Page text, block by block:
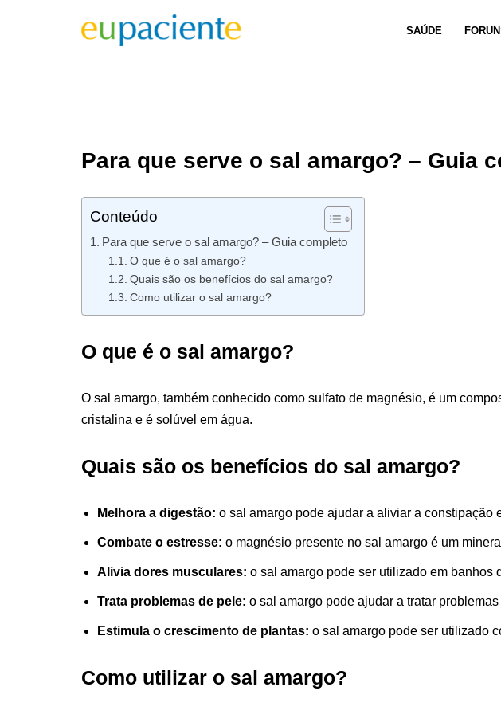
SAÚDE
Para que serve o sal amargo? – Guia
Conteúdo
Para que serve o sal amargo? – Guia completo
O que é o sal amargo?
Quais são os benefícios do sal amargo?
Como utilizar o sal amargo?
O que é o sal amargo?
O sal amargo, também conhecido como sulfato de magnésio, é um
cristalina e é solúvel em água.
Quais são os benefícios do sal amargo?
Melhora a digestão: o sal amargo pode ajudar a aliviar a constipação
Combate o estresse: o magnésio presente no sal amargo é um
Alivia dores musculares: o sal amargo pode ser utilizado em banhos
Trata problemas de pele: o sal amargo pode ajudar a tratar
Estimula o crescimento de plantas: o sal amargo pode ser utilizado
Como utilizar o sal amargo?